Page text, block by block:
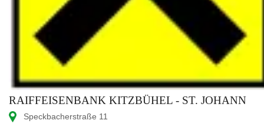
RAIFFEISENBANK KITZBÜHEL - ST. JOHANN
Speckbacherstraße 11